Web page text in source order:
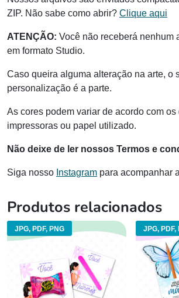
ZIP. Não sabe como abrir? Clique aqui
ATENÇÃO: Você não receberá nenhum
em formato Studio.
Caso queira alguma alteração na arte, o
personalização é a parte.
As cores podem variar de acordo com os
impressoras ou papel utilizado.
Não deixe de ler nossos Termos e
Siga nosso Instagram para acompanhar
Produtos relacionados
JPG, PDF, PNG JPG, PDF,